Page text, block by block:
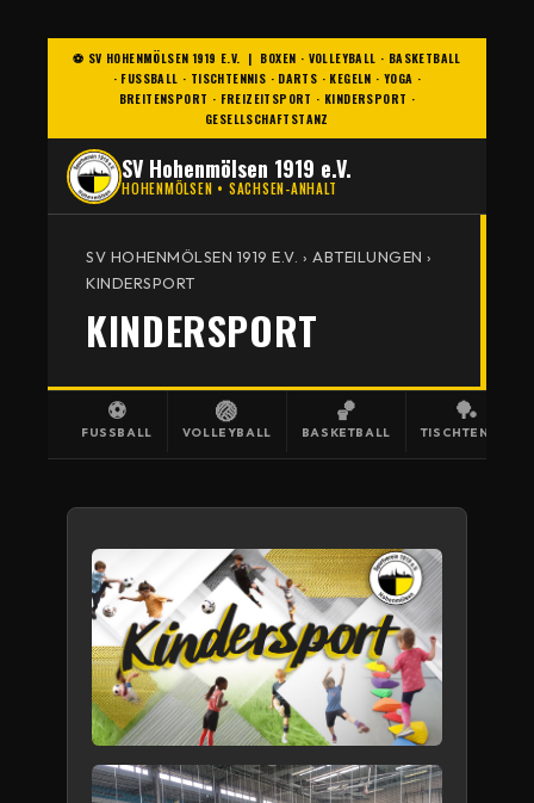
⚽ SV HOHENMÖLSEN 1919 E.V. | BOXEN · VOLLEYBALL · BASKETBALL
· FUSSBALL · TISCHTENNIS · DARTS · KEGELN · YOGA · B
REITENSPORT · FREIZEITSPORT · KINDERSPORT · G
ESELLSCHAFTSTANZ
SV Hohenmölsen 1919 e.V.
HOHENMÖLSEN • SACHSEN-ANHALT
SV HOHENMÖLSEN 1919 E.V. › ABTEILUNGEN ›
KINDERSPORT
KINDERSPORT
⚽
FUSSBALL
🏐
VOLLEYBALL
🏀
BASKETBALL
🏓
TISCHTENNIS